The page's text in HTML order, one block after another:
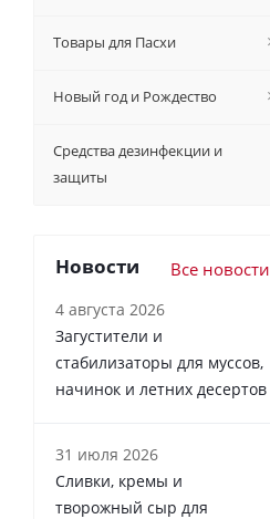
Товары для Пасхи
Новый год и Рождество
Средства дезинфекции и
защиты
Новости Все новости
4 августа 2026
Загустители и
стабилизаторы для муссов,
начинок и летних десертов
31 июля 2026
Сливки, кремы и
творожный сыр для